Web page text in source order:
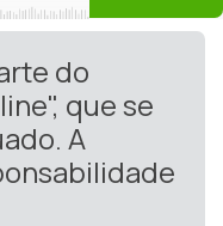
do
que se
A